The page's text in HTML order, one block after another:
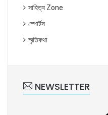
সাহিত্য Zone
স্পোর্টস
স্মৃতিকথা
NEWSLETTER